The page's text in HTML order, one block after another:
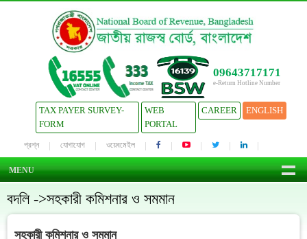
09643717171
e-Return Hotline Number
TAX PAYER SURVEY-
FORM
WEB
PORTAL
CAREER ENGLISH
প্রশ্ন যোগাযোগ ওয়েবমেইল
MENU
বদলি ->সহকারী কমিশনার ও সমমান
সহকারী কমিশনার ও সমমান